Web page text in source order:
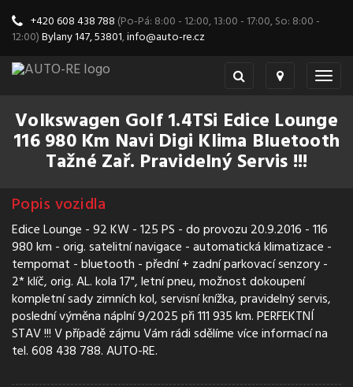
+420 608 438 788 (Po-Pá: 8:00 - 12:00, 13:00 - 17:00, So: 8:00 -
12:00)Bylany 147, 53801,info@auto-re.cz
Volkswagen Golf 1.4TSi Edice Lounge
116 980 Km Navi Digi Klima Bluetooth
Tažné Zař. Pravidelný Servis !!!
Popis vozidla
Edice Lounge - 92 KW - 125 PS - do provozu 20.9.2016 - 116
980 km - orig. satelitní navigace - automatická klimatizace -
tempomat - bluetooth - přední + zadní parkovací senzory -
2* klíč, orig. AL. kola 17", letní pneu, možnost dokoupení
kompletní sady zimních kol, servisní knížka, pravidelný servis,
poslední výměna náplní 9/2025 při 111 935 km. PERFEKTNÍ
STAV !!! V případě zájmu Vám rádi sdělíme více informací na
tel. 608 438 788. AUTO-RE.